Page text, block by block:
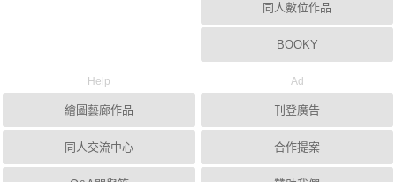
同人數位作品
BOOKY
Help
繪圖藝廊作品
同人交流中心
Ad
刊登廣告
合作提案